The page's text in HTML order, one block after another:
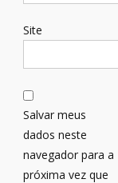
Site
Salvar meus
dados neste
navegador para a
próxima vez que